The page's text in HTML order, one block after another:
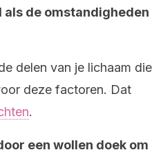
de omstandigheden
delen van je lichaam die
deze factoren. Dat
.
een wollen doek om